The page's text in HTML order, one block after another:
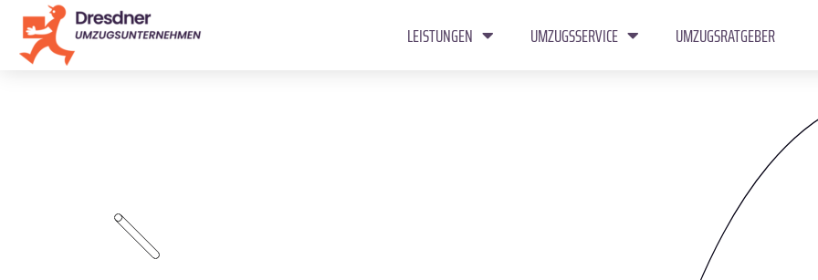
LEISTUNGEN UMZUGSSERVICE UMZUGSRATGEBER